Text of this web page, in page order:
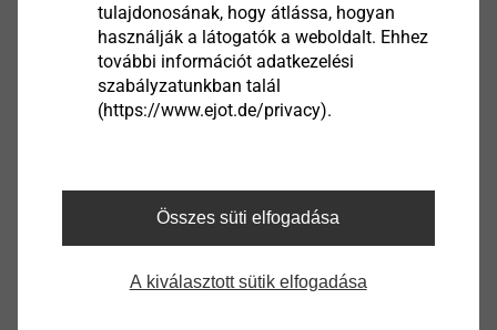
Budapest
Kelet-Magyarország
tulajdonosának, hogy átlássa, hogyan
használják a látogatók a weboldalt. Ehhez
további információt adatkezelési
szabályzatunkban talál
(https://www.ejot.de/privacy).
Összes süti elfogadása
A kiválasztott sütik elfogadása